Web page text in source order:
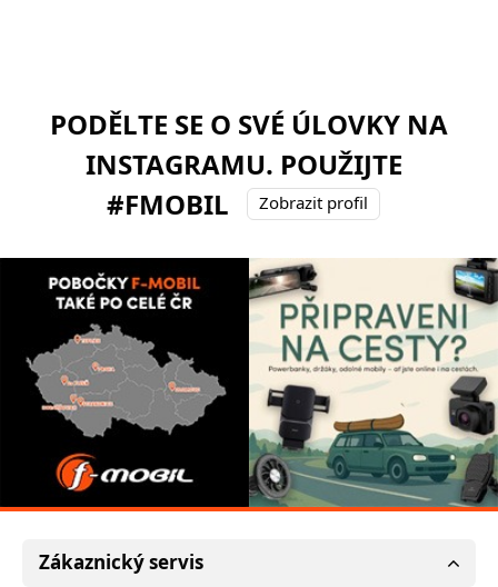
PODĚLTE SE O SVÉ ÚLOVKY NA
INSTAGRAMU. POUŽIJTE
#FMOBIL
Zobrazit profil
Zákaznický servis